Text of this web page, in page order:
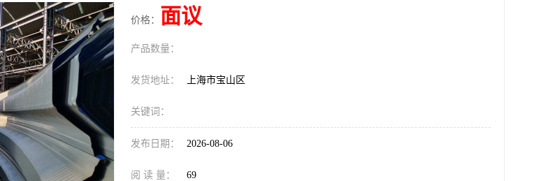
价格： 面议
产品数量：
发货地址： 上海市宝山区
关键词：
发布日期： 2026-08-06
阅 读 量： 69